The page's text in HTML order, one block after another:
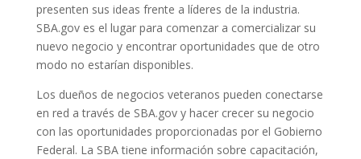
presenten sus ideas frente a líderes de la industria.
SBA.gov es el lugar para comenzar a comercializar su
nuevo negocio y encontrar oportunidades que de otro
modo no estarían disponibles.
Los dueños de negocios veteranos pueden conectarse
en red a través de SBA.gov y hacer crecer su negocio
con las oportunidades proporcionadas por el Gobierno
Federal. La SBA tiene información sobre capacitación,